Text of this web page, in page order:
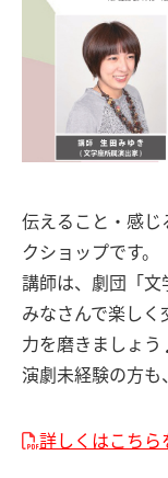
伝えること・感
クショップです。
講師は、劇団「文
みなさんで楽し
力を磨きましょ
演劇未経験の方も
詳しくはこちら